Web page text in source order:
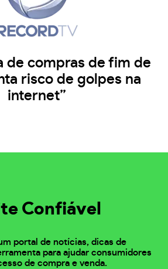
de compras de fim de
risco de golpes na
internet”
Confiável
portal de notícias, dicas de
para ajudar consumidores
de compra e venda.